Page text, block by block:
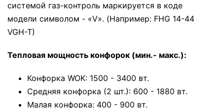
системой газ-контроль маркируется в коде
модели символом - «V». (Например: FHG 14-44
VGH-T)
Тепловая мощность конфорок (мин.- макс.):
Конфорка WOK: 1500 - 3400 вт.
Средняя конфорка (2 шт.): 600 - 1880 вт.
Малая конфорка: 400 - 900 вт.